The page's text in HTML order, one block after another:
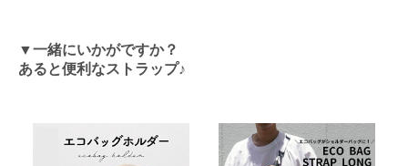
▼一緒にいかがですか？
あると便利なストラップ♪